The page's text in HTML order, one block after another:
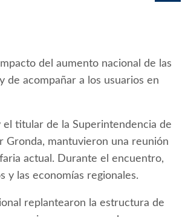
del aumento nacional de las
acompañar a los usuarios en
titular de la Superintendencia de
Gronda, mantuvieron una reunión
actual. Durante el encuentro,
y las economías regionales.
replantearon la estructura de